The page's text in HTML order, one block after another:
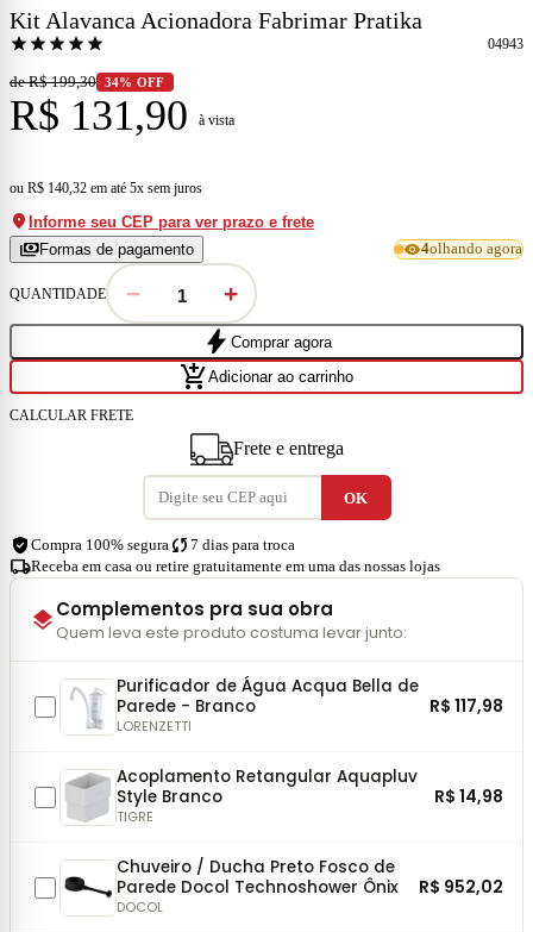
Kit Alavanca Acionadora Fabrimar Pratika
star star star star star 04943
de R$ 199,30 34% OFF
R$ 131,90 à vista
ou R$ 140,32 em até 5x sem juros
location_on Informe seu CEP para ver prazo e frete
paymentsFormas de pagamento visibility4olhando agora
QUANTIDADE − +
bolt Comprar agora
add_shopping_cartAdicionar ao carrinho
CALCULAR FRETE
Frete e entrega
verified_user Compra 100% segura sync 7 dias para troca
local_shippingReceba em casa ou retire gratuitamente em uma das nossas lojas
layersComplementos pra sua obra
Quem leva este produto costuma levar junto:
Purificador de Água Acqua Bella de
Parede - Branco
LORENZETTI
R$ 117,98
Acoplamento Retangular Aquapluv
Style Branco
TIGRE
R$ 14,98
Chuveiro / Ducha Preto Fosco de
Parede Docol Technoshower Ônix
DOCOL
R$ 952,02